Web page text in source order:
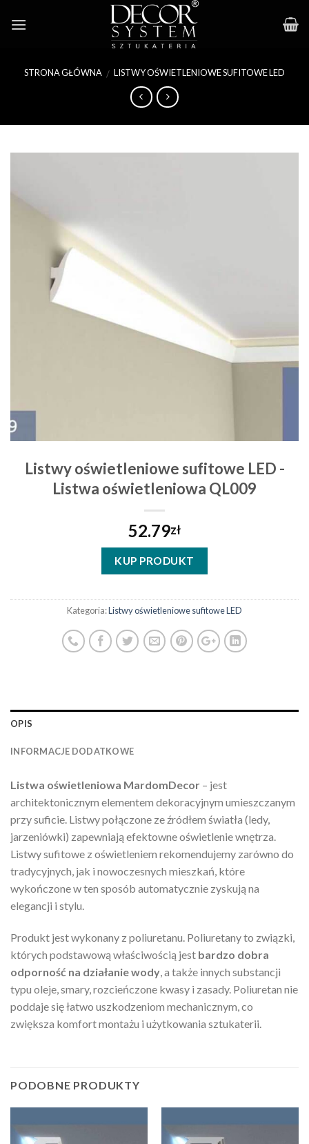
STRONA GŁÓWNA / LISTWY OŚWIETLENIOWE SUFITOWE LED
Listwy oświetleniowe sufitowe LED -
Listwa oświetleniowa QL009
52.79zł
KUP PRODUKT
Kategoria:Listwy oświetleniowe sufitowe LED
OPIS
INFORMACJE DODATKOWE
Listwa oświetleniowa MardomDecor – jest
architektonicznym elementem dekoracyjnym umieszczanym
przy suficie. Listwy połączone ze źródłem światła (ledy,
jarzeniówki) zapewniają efektowne oświetlenie wnętrza.
Listwy sufitowe z oświetleniem rekomendujemy zarówno do
tradycyjnych, jak i nowoczesnych mieszkań, które
wykończone w ten sposób automatycznie zyskują na
elegancji i stylu.
Produkt jest wykonany z poliuretanu. Poliuretany to związki,
których podstawową właściwością jest bardzo dobra
odporność na działanie wody, a także innych substancji
typu oleje, smary, rozcieńczone kwasy i zasady. Poliuretan nie
poddaje się łatwo uszkodzeniom mechanicznym, co
zwiększa komfort montażu i użytkowania sztukaterii.
PODOBNE PRODUKTY